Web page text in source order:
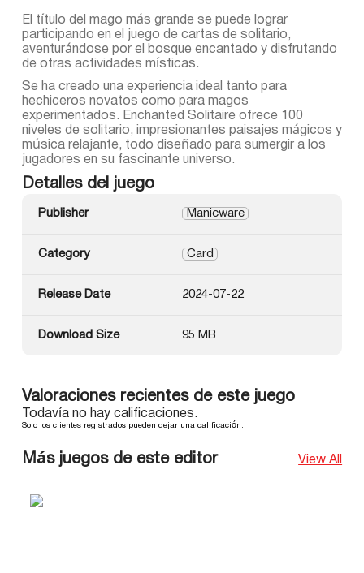
El título del mago más grande se puede lograr
participando en el juego de cartas de solitario,
aventurándose por el bosque encantado y disfrutando
de otras actividades místicas.
Se ha creado una experiencia ideal tanto para
hechiceros novatos como para magos
experimentados. Enchanted Solitaire ofrece 100
niveles de solitario, impresionantes paisajes mágicos y
música relajante, todo diseñado para sumergir a los
jugadores en su fascinante universo.
Detalles del juego
Publisher Manicware
Category Card
Release Date 2024-07-22
Download Size 95 MB
Valoraciones recientes de este juego
Todavía no hay calificaciones.
Solo los clientes registrados pueden dejar una calificación.
Más juegos de este editor View All